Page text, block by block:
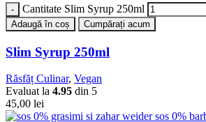
Cantitate Slim Syrup 250ml
Adaugă în coș Cumpărați acum
Slim Syrup 250ml
Răsfăț Culinar, Vegan
Evaluat la 4.95 din 5
45,00 lei